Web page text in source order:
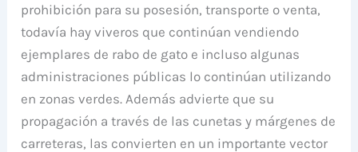
prohibición para su posesión, transporte o venta,
todavía hay viveros que continúan vendiendo
ejemplares de rabo de gato e incluso algunas
administraciones públicas lo continúan utilizando
en zonas verdes. Además advierte que su
propagación a través de las cunetas y márgenes de
carreteras, las convierten en un importante vector